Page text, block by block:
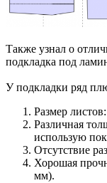
Также узнал о
подкладка под
У подкладки ряд
Размер
Различная
использую
Отсутствие
Хорошая
мм).